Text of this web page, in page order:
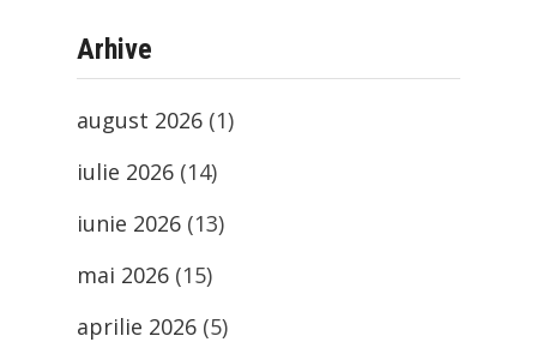
Arhive
august 2026 (1)
iulie 2026 (14)
iunie 2026 (13)
mai 2026 (15)
aprilie 2026 (5)